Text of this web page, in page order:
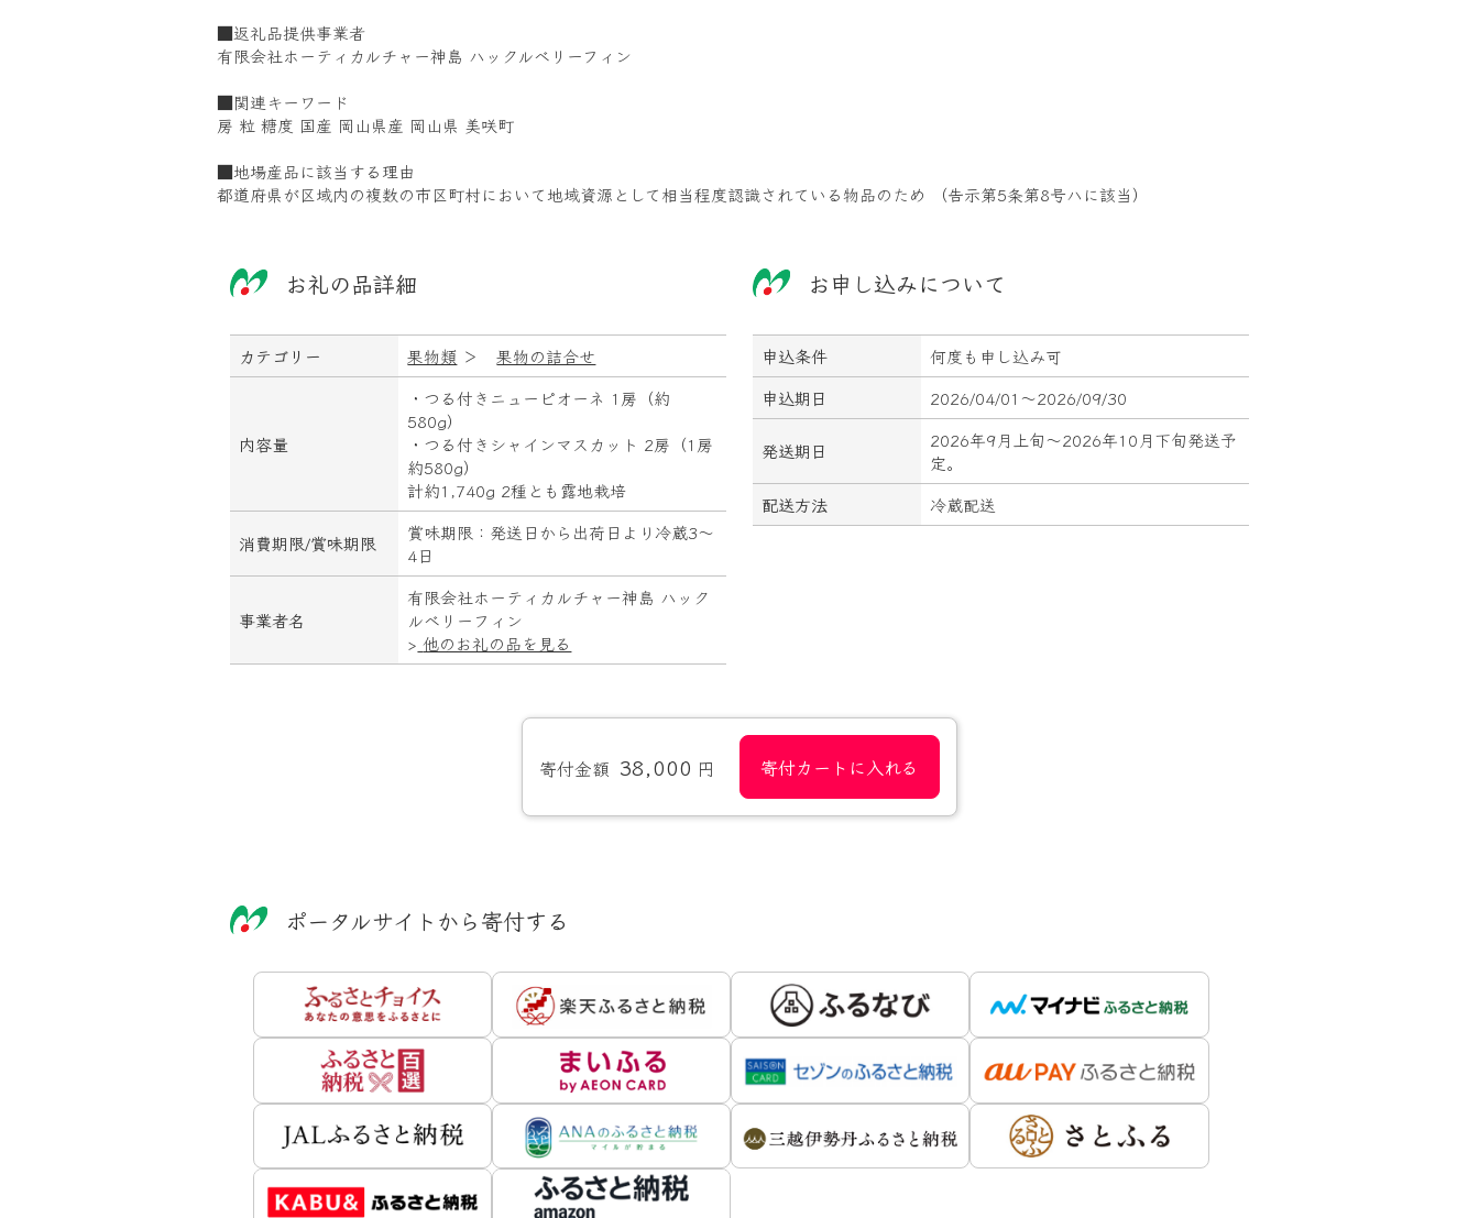
■返礼品提供事業者
有限会社ホーティカルチャー神島 ハックルベリーフィン
■関連キーワード
房 粒 糖度 国産 岡山県産 岡山県 美咲町
■地場産品に該当する理由
都道府県が区域内の複数の市区町村において地域資源として相当程度認識されている物品のため （告示第5条第8号ハに該当）
お礼の品詳細
カテゴリー 果物類 ＞ 果物の詰合せ
内容量
・つる付きニューピオーネ 1房（約
580g）
・つる付きシャインマスカット 2房（1房
約580g）
計約1,740g 2種とも露地栽培
消費期限/賞味期限
賞味期限：発送日から出荷日より冷蔵3～
4日
事業者名
有限会社ホーティカルチャー神島 ハック
ルベリーフィン
> 他のお礼の品を見る
お申し込みについて
申込条件
何度も申し込み可
申込期日
2026/04/01～2026/09/30
発送期日
2026年9月上旬～2026年10月下旬発送予
定。
配送方法
冷蔵配送
寄付金額 38,000 円 寄付カートに入れる
ポータルサイトから寄付する